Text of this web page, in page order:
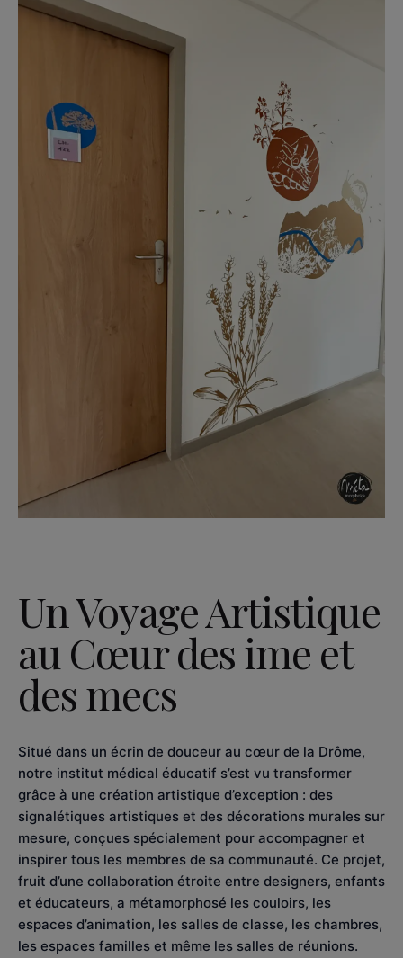
Un Voyage Artistique
au Cœur des ime et
des mecs
Situé dans un écrin de douceur au cœur de la Drôme,
notre institut médical éducatif s’est vu transformer
grâce à une création artistique d’exception : des
signalétiques artistiques et des décorations murales sur
mesure, conçues spécialement pour accompagner et
inspirer tous les membres de sa communauté. Ce projet,
fruit d’une collaboration étroite entre designers, enfants
et éducateurs, a métamorphosé les couloirs, les
espaces d’animation, les salles de classe, les chambres,
les espaces familles et même les salles de réunions.